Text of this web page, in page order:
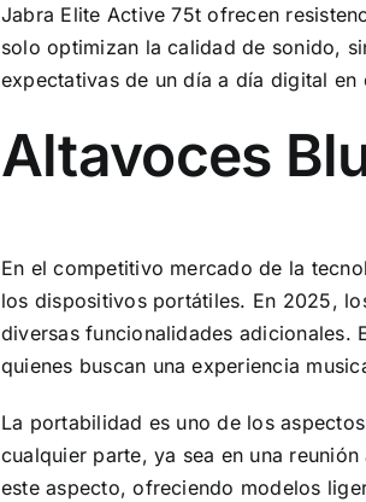
Jabra Elite Active 75t ofrecen
solo optimizan la calidad de sonido,
expectativas de un día a día digital en
Altavoces
En el competitivo mercado de la
los dispositivos portátiles. En 2025,
diversas funcionalidades adicionales.
quienes buscan una experiencia
La portabilidad es uno de los
cualquier parte, ya sea en una
este aspecto, ofreciendo modelos